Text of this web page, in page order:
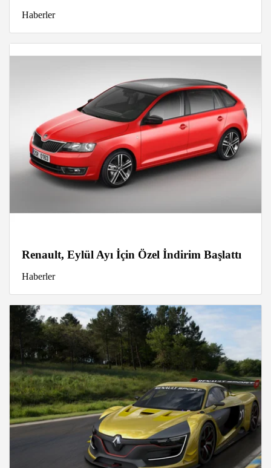
Haberler
Renault, Eylül Ayı İçin Özel İndirim Başlattı
Haberler